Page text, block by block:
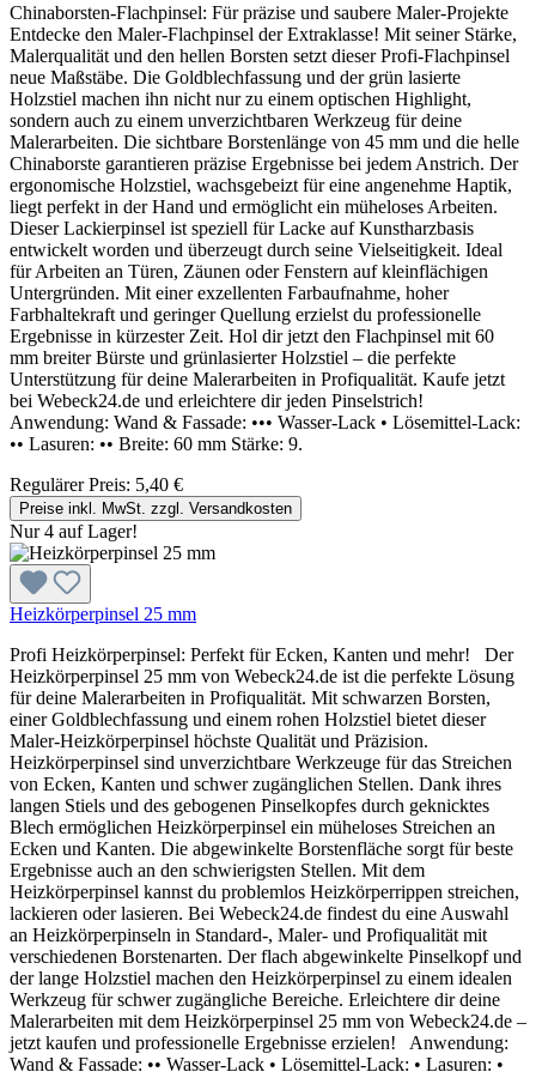
Chinaborsten-Flachpinsel: Für präzise und saubere Maler-Projekte
Entdecke den Maler-Flachpinsel der Extraklasse! Mit seiner Stärke,
Malerqualität und den hellen Borsten setzt dieser Profi-Flachpinsel
neue Maßstäbe. Die Goldblechfassung und der grün lasierte
Holzstiel machen ihn nicht nur zu einem optischen Highlight,
sondern auch zu einem unverzichtbaren Werkzeug für deine
Malerarbeiten. Die sichtbare Borstenlänge von 45 mm und die helle
Chinaborste garantieren präzise Ergebnisse bei jedem Anstrich. Der
ergonomische Holzstiel, wachsgebeizt für eine angenehme Haptik,
liegt perfekt in der Hand und ermöglicht ein müheloses Arbeiten.
Dieser Lackierpinsel ist speziell für Lacke auf Kunstharzbasis
entwickelt worden und überzeugt durch seine Vielseitigkeit. Ideal
für Arbeiten an Türen, Zäunen oder Fenstern auf kleinflächigen
Untergründen. Mit einer exzellenten Farbaufnahme, hoher
Farbhaltekraft und geringer Quellung erzielst du professionelle
Ergebnisse in kürzester Zeit. Hol dir jetzt den Flachpinsel mit 60
mm breiter Bürste und grünlasierter Holzstiel – die perfekte
Unterstützung für deine Malerarbeiten in Profiqualität. Kaufe jetzt
bei Webeck24.de und erleichtere dir jeden Pinselstrich!
Anwendung: Wand & Fassade: ••• Wasser-Lack • Lösemittel-Lack:
•• Lasuren: •• Breite: 60 mm Stärke: 9.
Regulärer Preis: 5,40 €
Preise inkl. MwSt. zzgl. Versandkosten
Nur 4 auf Lager!
Heizkörperpinsel 25 mm
Profi Heizkörperpinsel: Perfekt für Ecken, Kanten und mehr! Der
Heizkörperpinsel 25 mm von Webeck24.de ist die perfekte Lösung
für deine Malerarbeiten in Profiqualität. Mit schwarzen Borsten,
einer Goldblechfassung und einem rohen Holzstiel bietet dieser
Maler-Heizkörperpinsel höchste Qualität und Präzision.
Heizkörperpinsel sind unverzichtbare Werkzeuge für das Streichen
von Ecken, Kanten und schwer zugänglichen Stellen. Dank ihres
langen Stiels und des gebogenen Pinselkopfes durch geknicktes
Blech ermöglichen Heizkörperpinsel ein müheloses Streichen an
Ecken und Kanten. Die abgewinkelte Borstenfläche sorgt für beste
Ergebnisse auch an den schwierigsten Stellen. Mit dem
Heizkörperpinsel kannst du problemlos Heizkörperrippen streichen,
lackieren oder lasieren. Bei Webeck24.de findest du eine Auswahl
an Heizkörperpinseln in Standard-, Maler- und Profiqualität mit
verschiedenen Borstenarten. Der flach abgewinkelte Pinselkopf und
der lange Holzstiel machen den Heizkörperpinsel zu einem idealen
Werkzeug für schwer zugängliche Bereiche. Erleichtere dir deine
Malerarbeiten mit dem Heizkörperpinsel 25 mm von Webeck24.de –
jetzt kaufen und professionelle Ergebnisse erzielen! Anwendung:
Wand & Fassade: •• Wasser-Lack • Lösemittel-Lack: • Lasuren: •